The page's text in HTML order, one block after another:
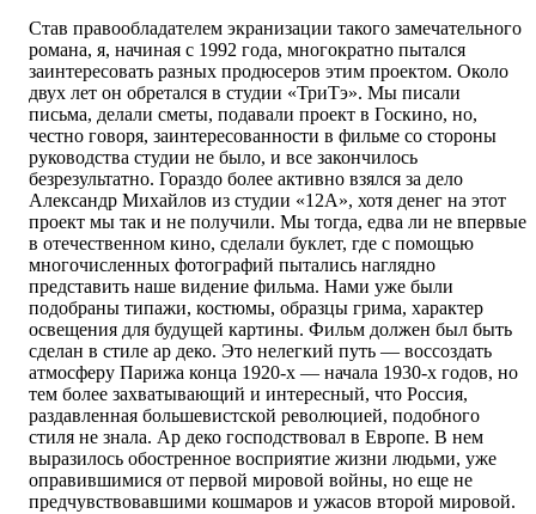
Став правообладателем экранизации такого замечательного
романа, я, начиная с 1992 года, многократно пытался
заинтересовать разных продюсеров этим проектом. Около
двух лет он обретался в студии «ТриТэ». Мы писали
письма, делали сметы, подавали проект в Госкино, но,
честно говоря, заинтересованности в фильме со стороны
руководства студии не было, и все закончилось
безрезультатно. Гораздо более активно взялся за дело
Александр Михайлов из студии «12А», хотя денег на этот
проект мы так и не получили. Мы тогда, едва ли не впервые
в отечественном кино, сделали буклет, где с помощью
многочисленных фотографий пытались наглядно
представить наше видение фильма. Нами уже были
подобраны типажи, костюмы, образцы грима, характер
освещения для будущей картины. Фильм должен был быть
сделан в стиле ар деко. Это нелегкий путь — воссоздать
атмосферу Парижа конца 1920-х — начала 1930-х годов, но
тем более захватывающий и интересный, что Россия,
раздавленная большевистской революцией, подобного
стиля не знала. Ар деко господствовал в Европе. В нем
выразилось обостренное восприятие жизни людьми, уже
оправившимися от первой мировой войны, но еще не
предчувствовавшими кошмаров и ужасов второй мировой.